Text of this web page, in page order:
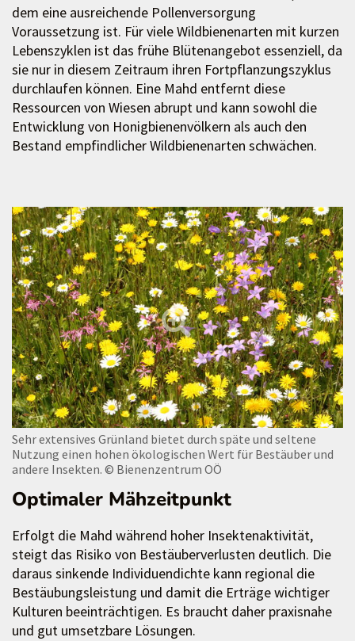
dem eine ausreichende Pollenversorgung
Voraussetzung ist. Für viele Wildbienenarten mit kurzen
Lebenszyklen ist das frühe Blütenangebot essenziell, da
sie nur in diesem Zeitraum ihren Fortpflanzungszyklus
durchlaufen können. Eine Mahd entfernt diese
Ressourcen von Wiesen abrupt und kann sowohl die
Entwicklung von Honigbienenvölkern als auch den
Bestand empfindlicher Wildbienenarten schwächen.
Sehr extensives Grünland bietet durch späte und seltene
Nutzung einen hohen ökologischen Wert für Bestäuber und
andere Insekten. © Bienenzentrum OÖ
Optimaler Mähzeitpunkt
Erfolgt die Mahd während hoher Insektenaktivität,
steigt das Risiko von Bestäuberverlusten deutlich. Die
daraus sinkende Individuendichte kann regional die
Bestäubungsleistung und damit die Erträge wichtiger
Kulturen beeinträchtigen. Es braucht daher praxisnahe
und gut umsetzbare Lösungen.